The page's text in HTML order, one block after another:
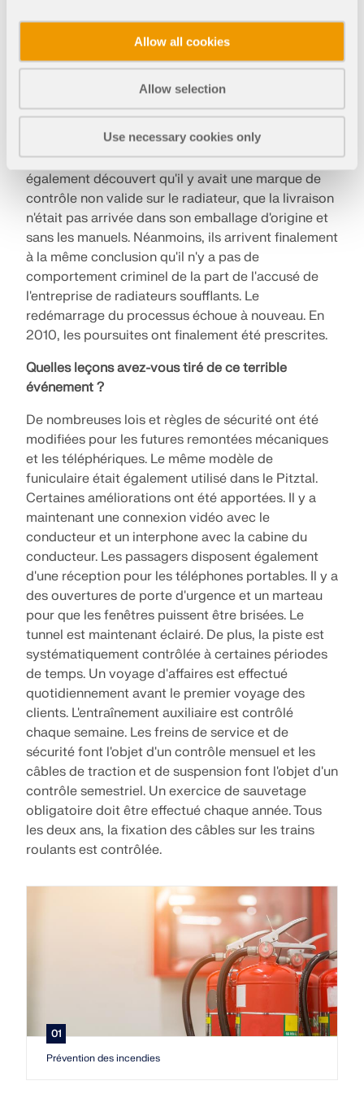
Allow all cookies
Allow selection
Use necessary cookies only
reçoivent une indemnité de 13,9 millions d'euros.
Cela équivaut à environ 30 000 euros par
La décision de justice a été contestée à plusieurs
reprises. Le ministère public de Heilbronn a donc
de nouveau annulé l'ensemble de l'accident. Ils ont
également découvert qu'il y avait une marque de
contrôle non valide sur le radiateur, que la livraison
n'était pas arrivée dans son emballage d'origine et
sans les manuels. Néanmoins, ils arrivent finalement
à la même conclusion qu'il n'y a pas de
comportement criminel de la part de l'accusé de
l'entreprise de radiateurs soufflants. Le
redémarrage du processus échoue à nouveau. En
2010, les poursuites ont finalement été prescrites.
Quelles leçons avez-vous tiré de ce terrible
événement ?
De nombreuses lois et règles de sécurité ont été
modifiées pour les futures remontées mécaniques
et les téléphériques. Le même modèle de
funiculaire était également utilisé dans le Pitztal.
Certaines améliorations ont été apportées. Il y a
maintenant une connexion vidéo avec le
conducteur et un interphone avec la cabine du
conducteur. Les passagers disposent également
d'une réception pour les téléphones portables. Il y a
des ouvertures de porte d'urgence et un marteau
pour que les fenêtres puissent être brisées. Le
tunnel est maintenant éclairé. De plus, la piste est
systématiquement contrôlée à certaines périodes
de temps. Un voyage d'affaires est effectué
quotidiennement avant le premier voyage des
clients. L'entraînement auxiliaire est contrôlé
chaque semaine. Les freins de service et de
sécurité font l'objet d'un contrôle mensuel et les
câbles de traction et de suspension font l'objet d'un
contrôle semestriel. Un exercice de sauvetage
obligatoire doit être effectué chaque année. Tous
les deux ans, la fixation des câbles sur les trains
roulants est contrôlée.
01
Prévention des incendies